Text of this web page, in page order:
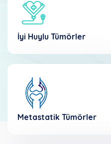
İyi Huylu Tümörler
Metastatik Tümörler